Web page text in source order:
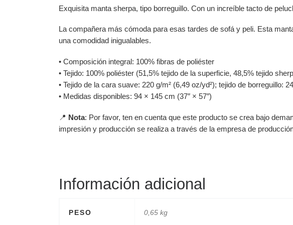
Exquisita manta sherpa, tipo borreguillo. Con un increíble tacto de
La compañera más cómoda para esas tardes de sofá y peli. Esta
una comodidad inigualables.
• Composición integral: 100% fibras de poliéster
• Tejido: 100% poliéster (51,5% tejido de la superficie, 48,5% tejido
• Tejido de la cara suave: 220 g/m² (6,49 oz/yd²); tejido de borreguillo:
• Medidas disponibles: 94 × 145 cm (37″ × 57″)
📍 Nota: Por favor, ten en cuenta que este producto se crea bajo
impresión y producción se realiza a través de la empresa de
Información adicional
PESO 0,65 kg